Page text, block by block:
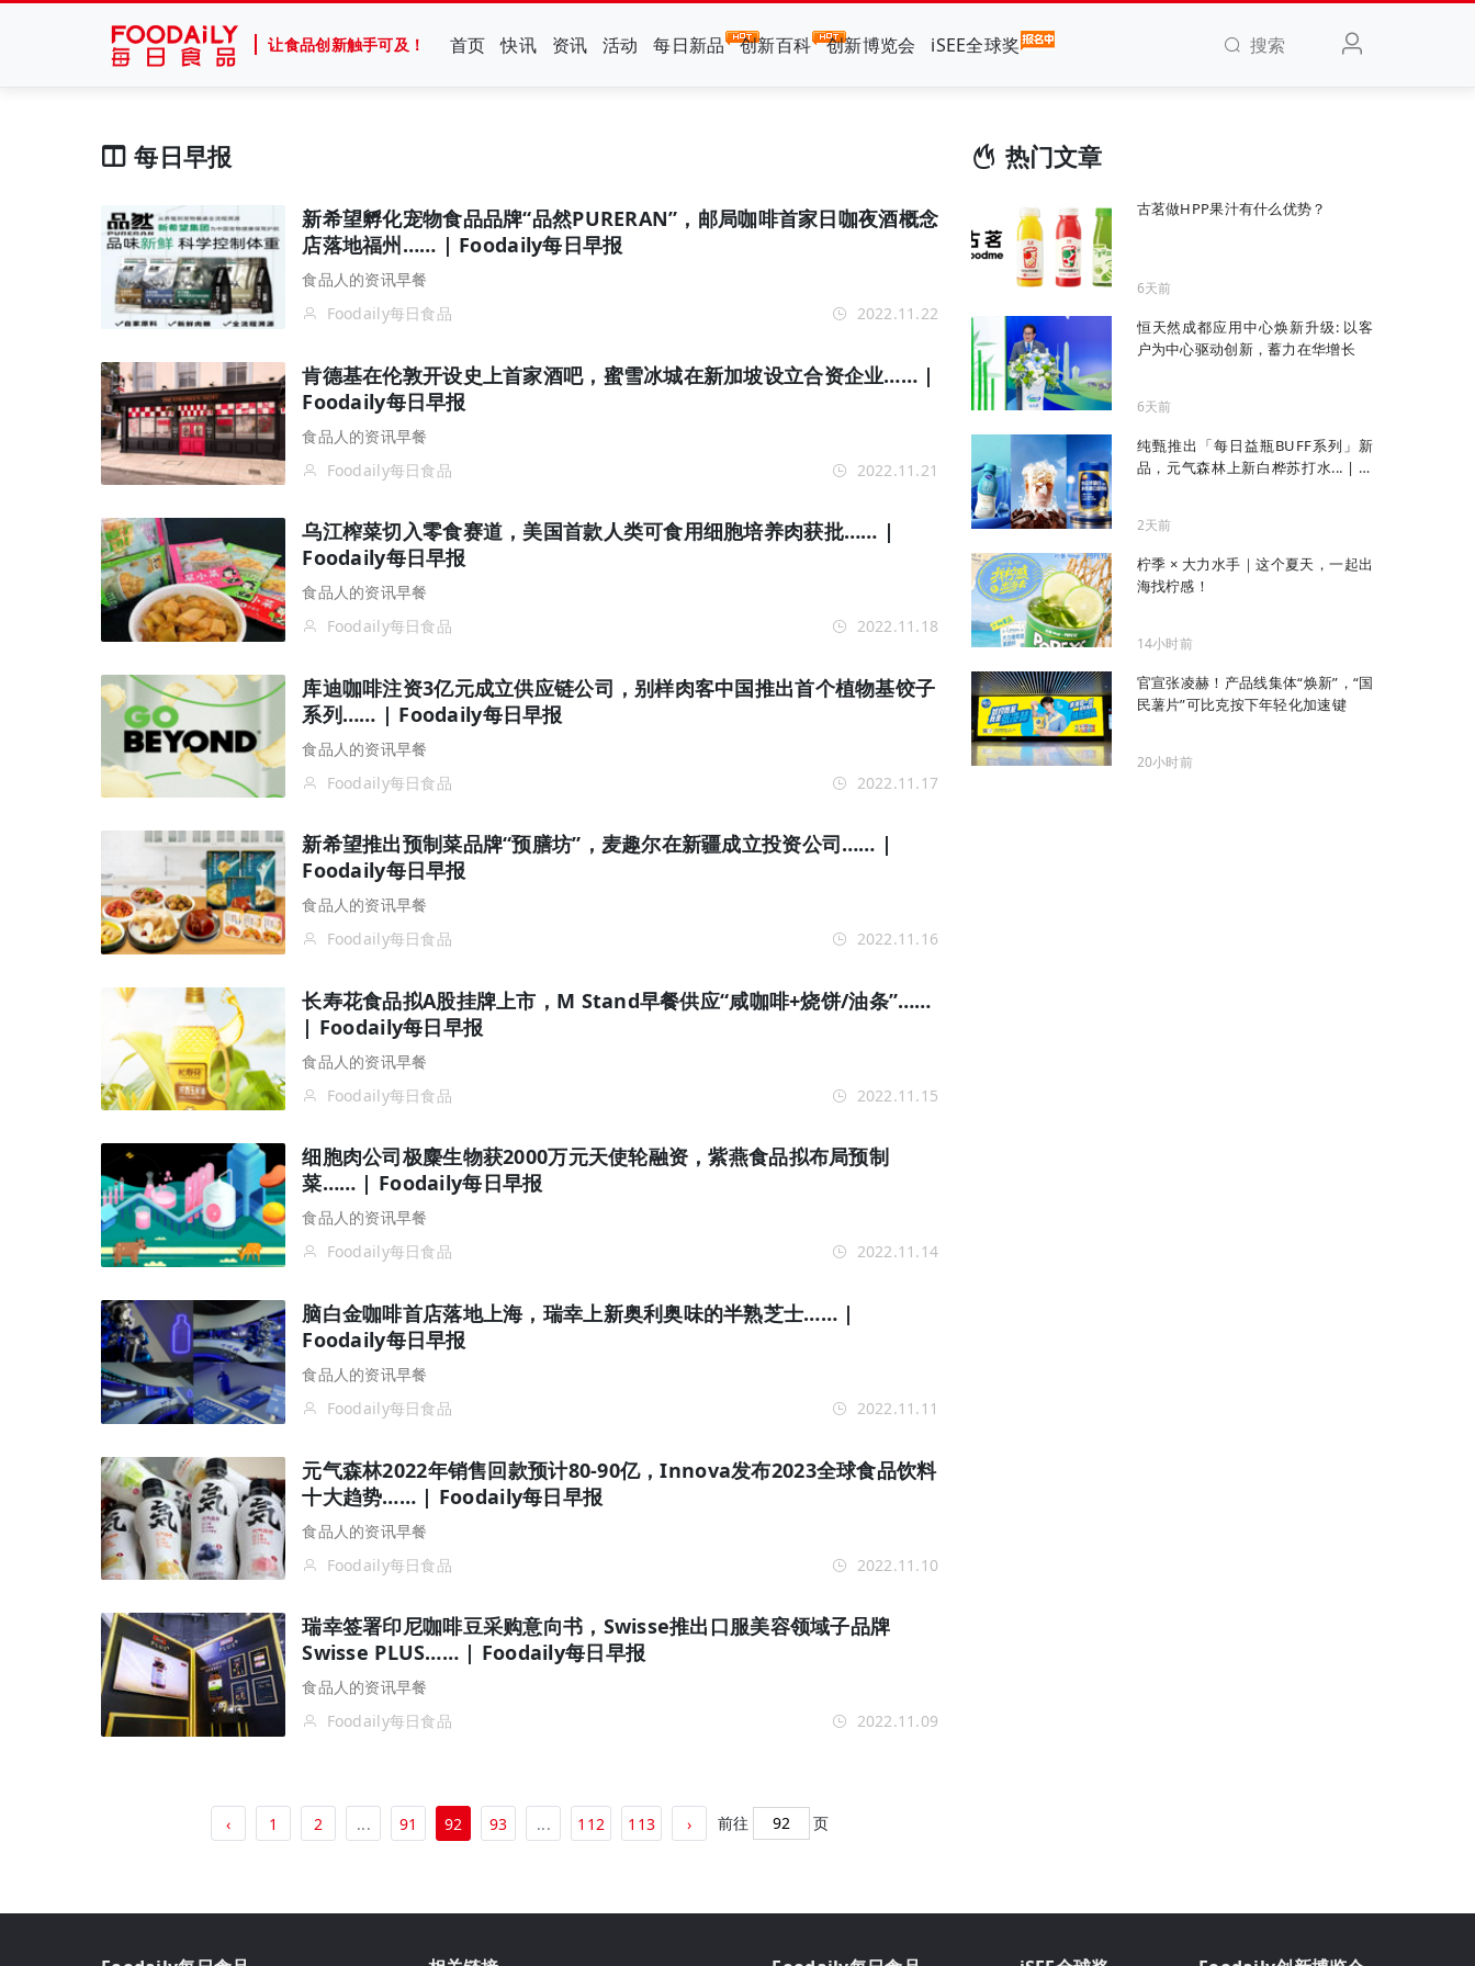
让食品创新触手可及！ 首页 快讯 资讯 活动 每日新品 创新百科 创新博览会 iSEE全球奖 搜索
每日早报
新希望孵化宠物食品品牌“品然PURERAN”，邮局咖啡首家日咖夜酒概念
店落地福州…… | Foodaily每日早报
食品人的资讯早餐
Foodaily每日食品
2022.11.22
肯德基在伦敦开设史上首家酒吧，蜜雪冰城在新加坡设立合资企业…… |
Foodaily每日早报
食品人的资讯早餐
Foodaily每日食品
2022.11.21
乌江榨菜切入零食赛道，美国首款人类可食用细胞培养肉获批…… |
Foodaily每日早报
食品人的资讯早餐
Foodaily每日食品
2022.11.18
库迪咖啡注资3亿元成立供应链公司，别样肉客中国推出首个植物基饺子
系列…… | Foodaily每日早报
食品人的资讯早餐
Foodaily每日食品
2022.11.17
新希望推出预制菜品牌“预膳坊”，麦趣尔在新疆成立投资公司…… |
Foodaily每日早报
食品人的资讯早餐
Foodaily每日食品
2022.11.16
长寿花食品拟A股挂牌上市，M Stand早餐供应“咸咖啡+烧饼/油条”……
| Foodaily每日早报
食品人的资讯早餐
Foodaily每日食品
2022.11.15
细胞肉公司极麋生物获2000万元天使轮融资，紫燕食品拟布局预制
菜…… | Foodaily每日早报
食品人的资讯早餐
Foodaily每日食品
2022.11.14
脑白金咖啡首店落地上海，瑞幸上新奥利奥味的半熟芝士…… |
Foodaily每日早报
食品人的资讯早餐
Foodaily每日食品
2022.11.11
元气森林2022年销售回款预计80-90亿，Innova发布2023全球食品饮料
十大趋势…… | Foodaily每日早报
食品人的资讯早餐
Foodaily每日食品
2022.11.10
瑞幸签署印尼咖啡豆采购意向书，Swisse推出口服美容领域子品牌
Swisse PLUS…… | Foodaily每日早报
食品人的资讯早餐
Foodaily每日食品
2022.11.09
‹ 1 2 ... 91 92 93 ... 112 113 › 前往 页
热门文章
古茗做HPP果汁有什么优势？
6天前
恒天然成都应用中心焕新升级: 以客
户为中心驱动创新，蓄力在华增长
6天前
纯甄推出「每日益瓶BUFF系列」新
品，元气森林上新白桦苏打水... | 一
2天前
柠季 × 大力水手｜这个夏天，一起出
海找柠感！
14小时前
官宣张凌赫！产品线集体“焕新”，“国
民薯片”可比克按下年轻化加速键
20小时前